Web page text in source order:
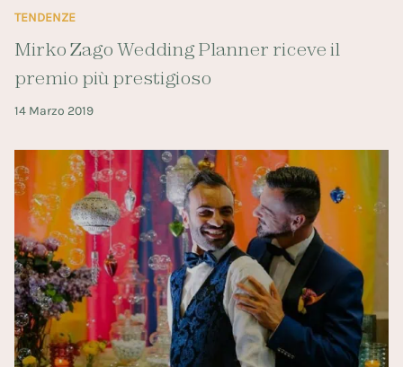
TENDENZE
Mirko Zago Wedding Planner riceve il
premio più prestigioso
14 Marzo 2019